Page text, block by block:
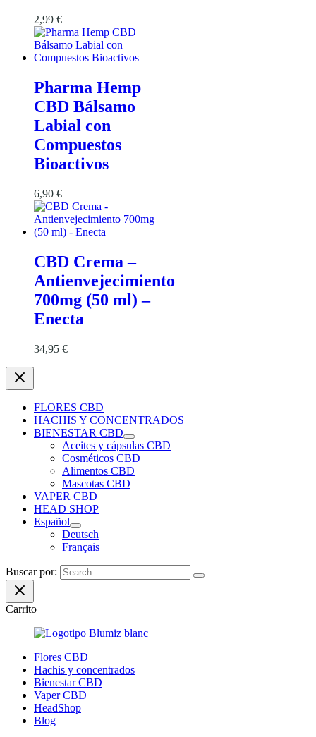
2,99 €
Pharma Hemp
CBD Bálsamo
Labial con
Compuestos
Bioactivos
6,90 €
CBD Crema –
Antienvejecimiento
700mg (50 ml) –
Enecta
34,95 €
FLORES CBD
HACHIS Y CONCENTRADOS
BIENESTAR CBD
Aceites y cápsulas CBD
Cosméticos CBD
Alimentos CBD
Mascotas CBD
VAPER CBD
HEAD SHOP
Español
Deutsch
Français
Buscar por:
Carrito
Flores CBD
Hachis y concentrados
Bienestar CBD
Vaper CBD
HeadShop
Blog